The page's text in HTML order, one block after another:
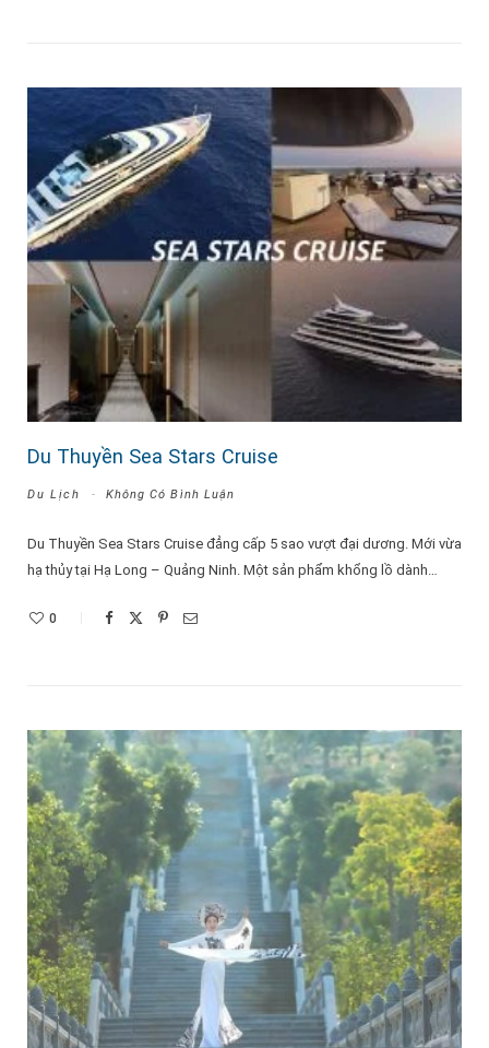
Du Thuyền Sea Stars Cruise
Du Lịch Không Có Bình Luận
Du Thuyền Sea Stars Cruise đẳng cấp 5 sao vượt đại dương. Mới vừa
hạ thủy tại Hạ Long – Quảng Ninh. Một sản phẩm khổng lồ dành…
0